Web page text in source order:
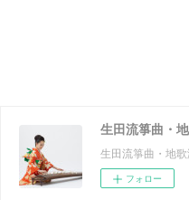
生田流箏曲・
生田流箏曲・地
フォロー